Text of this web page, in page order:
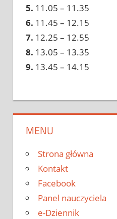
5. 11.05 – 11.35
6. 11.45 – 12.15
7. 12.25 – 12.55
8. 13.05 – 13.35
9. 13.45 – 14.15
MENU
Strona główna
Kontakt
Facebook
Panel nauczyciela
e-Dziennik